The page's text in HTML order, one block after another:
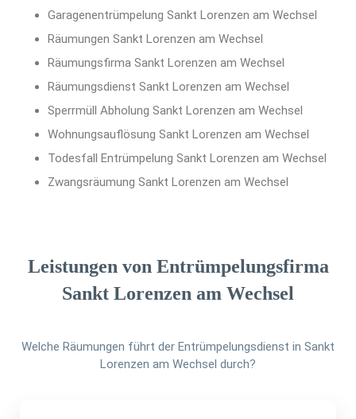
Garagenentrümpelung Sankt Lorenzen am Wechsel
Räumungen Sankt Lorenzen am Wechsel
Räumungsfirma Sankt Lorenzen am Wechsel
Räumungsdienst Sankt Lorenzen am Wechsel
Sperrmüll Abholung Sankt Lorenzen am Wechsel
Wohnungsauflösung Sankt Lorenzen am Wechsel
Todesfall Entrümpelung Sankt Lorenzen am Wechsel
Zwangsräumung Sankt Lorenzen am Wechsel
Leistungen von Entrümpelungsfirma
Sankt Lorenzen am Wechsel
Welche Räumungen führt der Entrümpelungsdienst in Sankt
Lorenzen am Wechsel durch?